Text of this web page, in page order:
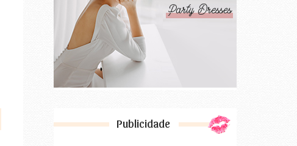
Publicidade